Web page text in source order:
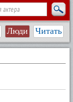
Люди Читать